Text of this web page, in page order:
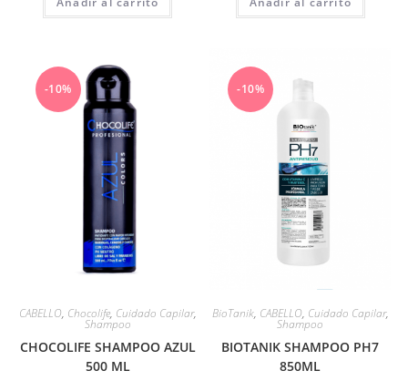
-10%
CABELLO, Chocolife, Cuidado Capilar,
Shampoo
CHOCOLIFE SHAMPOO AZUL
500 ML
-10%
BioTanik, CABELLO, Cuidado Capilar,
Shampoo
BIOTANIK SHAMPOO PH7
850ML